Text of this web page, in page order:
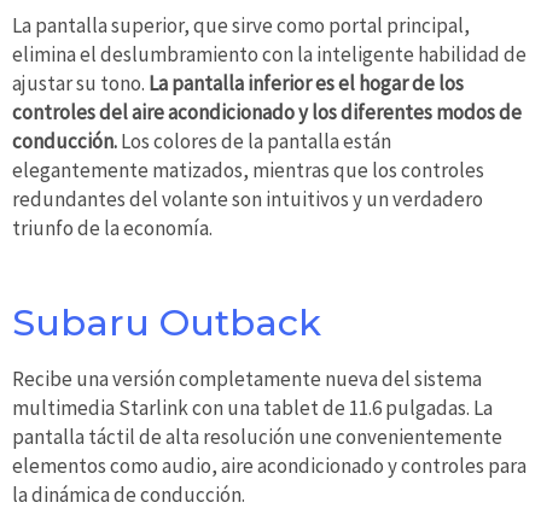
La pantalla superior, que sirve como portal principal,
elimina el deslumbramiento con la inteligente habilidad de
ajustar su tono. La pantalla inferior es el hogar de los
controles del aire acondicionado y los diferentes modos de
conducción.Los colores de la pantalla están
elegantemente matizados, mientras que los controles
redundantes del volante son intuitivos y un verdadero
triunfo de la economía.
Subaru Outback
Recibe una versión completamente nueva del sistema
multimedia Starlink con una tablet de 11.6 pulgadas. La
pantalla táctil de alta resolución une convenientemente
elementos como audio, aire acondicionado y controles para
la dinámica de conducción.